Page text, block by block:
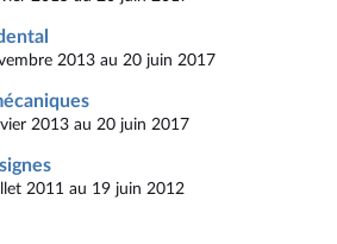
2013 au 20 juin 2017
2013 au 20 juin 2017
2011 au 19 juin 2012